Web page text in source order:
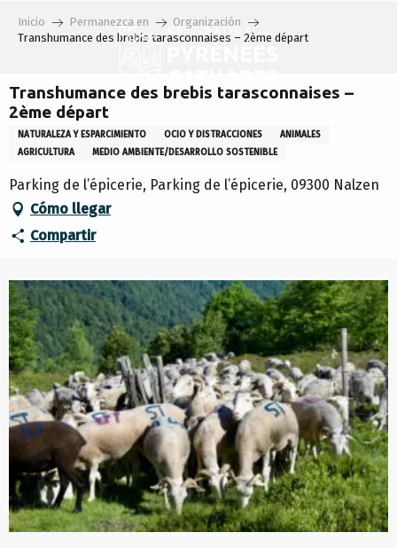
Inicio Permanezca en
Organización
Transhumance des brebis tarasconnaises – 2ème départ
Transhumance des brebis tarasconnaises –
2ème départ
NATURALEZA Y ESPARCIMIENTO OCIO Y DISTRACCIONES
ANIMALES
AGRICULTURA
MEDIO AMBIENTE/DESARROLLO SOSTENIBLE
Parking de l’épicerie, Parking de l’épicerie, 09300 Nalzen
Cómo llegar
Compartir